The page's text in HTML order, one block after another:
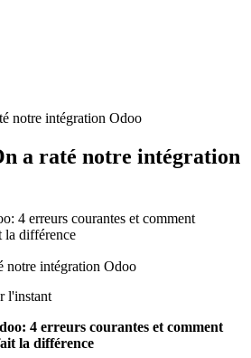
notre intégration Odoo
a raté notre intégration
4 erreurs courantes et comment
la différence
l'instant
4 erreurs courantes et comment
la différence